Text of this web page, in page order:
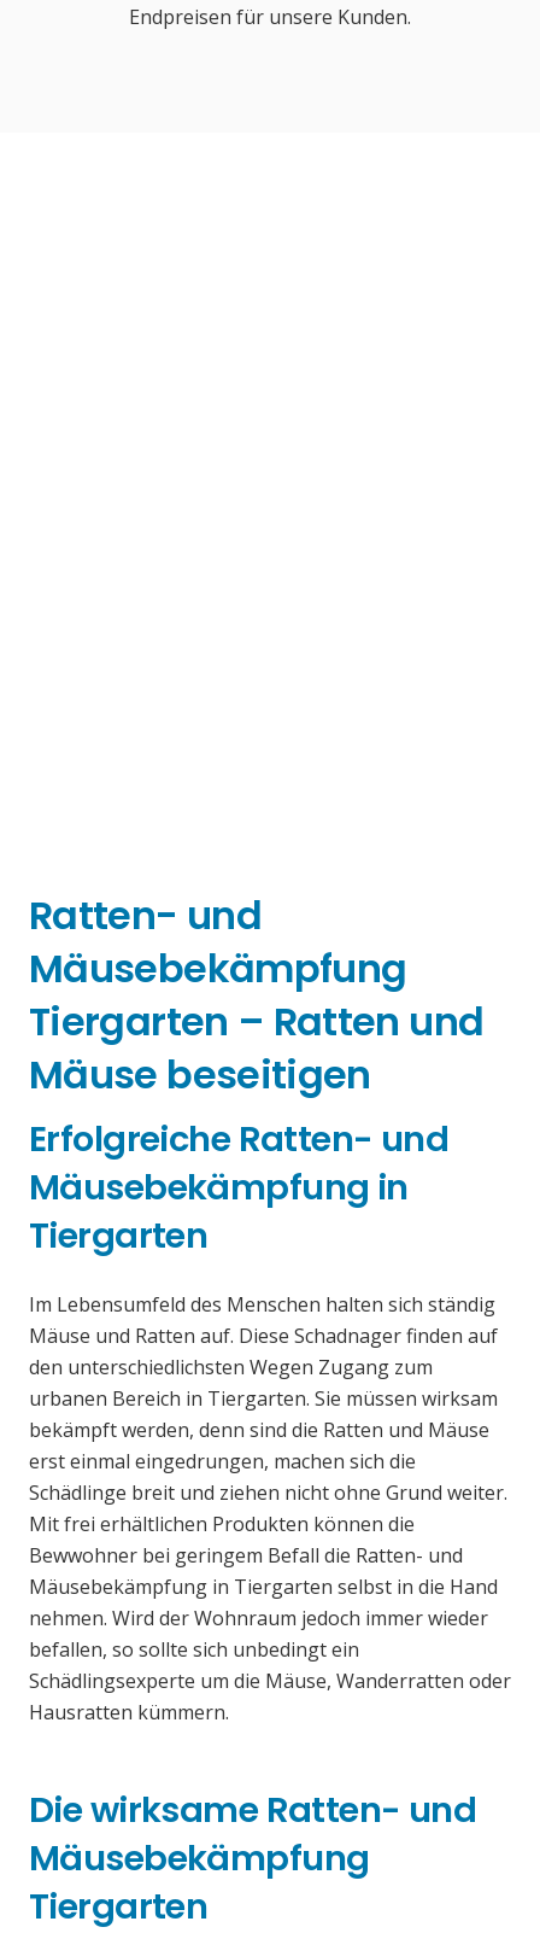
Endpreisen für unsere Kunden.
Ratten- und
Mäusebekämpfung
Tiergarten – Ratten und
Mäuse beseitigen
Erfolgreiche Ratten- und
Mäusebekämpfung in
Tiergarten
Im Lebensumfeld des Menschen halten sich ständig
Mäuse und Ratten auf. Diese Schadnager finden auf
den unterschiedlichsten Wegen Zugang zum
urbanen Bereich in Tiergarten. Sie müssen wirksam
bekämpft werden, denn sind die Ratten und Mäuse
erst einmal eingedrungen, machen sich die
Schädlinge breit und ziehen nicht ohne Grund weiter.
Mit frei erhältlichen Produkten können die
Bewwohner bei geringem Befall die Ratten- und
Mäusebekämpfung in Tiergarten selbst in die Hand
nehmen. Wird der Wohnraum jedoch immer wieder
befallen, so sollte sich unbedingt ein
Schädlingsexperte um die Mäuse, Wanderratten oder
Hausratten kümmern.
Die wirksame Ratten- und
Mäusebekämpfung
Tiergarten